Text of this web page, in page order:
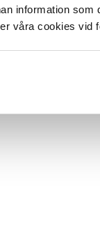
information som
våra cookies vid
eristämään pois
lasikuitukangas
cm x 61 cm